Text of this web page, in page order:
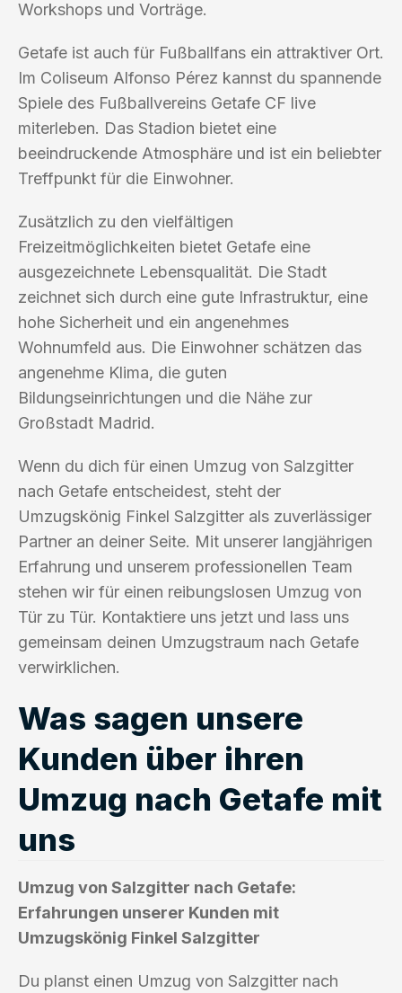
Workshops und Vorträge.
Getafe ist auch für Fußballfans ein attraktiver Ort.
Im Coliseum Alfonso Pérez kannst du spannende
Spiele des Fußballvereins Getafe CF live
miterleben. Das Stadion bietet eine
beeindruckende Atmosphäre und ist ein beliebter
Treffpunkt für die Einwohner.
Zusätzlich zu den vielfältigen
Freizeitmöglichkeiten bietet Getafe eine
ausgezeichnete Lebensqualität. Die Stadt
zeichnet sich durch eine gute Infrastruktur, eine
hohe Sicherheit und ein angenehmes
Wohnumfeld aus. Die Einwohner schätzen das
angenehme Klima, die guten
Bildungseinrichtungen und die Nähe zur
Großstadt Madrid.
Wenn du dich für einen Umzug von Salzgitter
nach Getafe entscheidest, steht der
Umzugskönig Finkel Salzgitter als zuverlässiger
Partner an deiner Seite. Mit unserer langjährigen
Erfahrung und unserem professionellen Team
stehen wir für einen reibungslosen Umzug von
Tür zu Tür. Kontaktiere uns jetzt und lass uns
gemeinsam deinen Umzugstraum nach Getafe
verwirklichen.
Was sagen unsere
Kunden über ihren
Umzug nach Getafe mit
uns
Umzug von Salzgitter nach Getafe:
Erfahrungen unserer Kunden mit
Umzugskönig Finkel Salzgitter
Du planst einen Umzug von Salzgitter nach